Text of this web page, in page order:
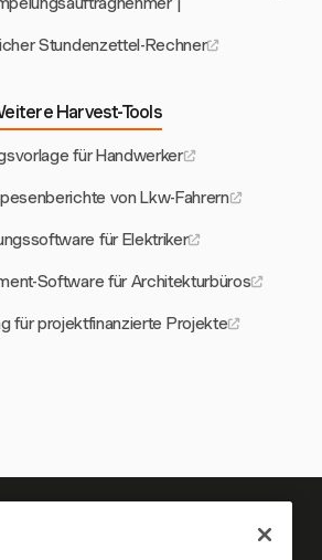
Stundenzettel-Rechner
Harvest-Tools
für Handwerker
von Lkw-Fahrern
für Elektriker
Software für Architekturbüros
für projektfinanzierte Projekte
es, erfasst zu